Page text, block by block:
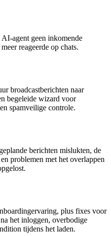
agent geen inkomende
reageerde op chats.
broadcastberichten naar
begeleide wizard voor
spamveilige controle.
berichten mislukten, de
problemen met het overlappen
plus fixes voor
het inloggen, overbodige
tijdens het laden.